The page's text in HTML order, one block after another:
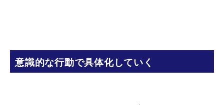
意識的な行動で具体化していく